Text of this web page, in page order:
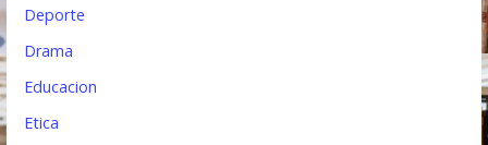
Deporte
Drama
Educacion
Etica